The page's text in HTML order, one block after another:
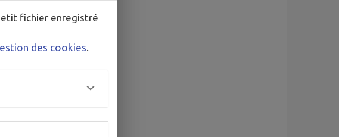
fichier enregistré
des cookies